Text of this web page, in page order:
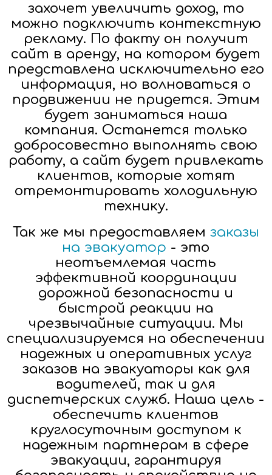
захочет увеличить доход, то
можно подключить контекстную
рекламу. По факту он получит
сайт в аренду, на котором будет
представлена исключительно его
информация, но волноваться о
продвижении не придется. Этим
будет заниматься наша
компания. Останется только
добросовестно выполнять свою
работу, а сайт будет привлекать
клиентов, которые хотят
отремонтировать холодильную
технику.
Так же мы предоставляем заказы
на эвакуатор - это
неотъемлемая часть
эффективной координации
дорожной безопасности и
быстрой реакции на
чрезвычайные ситуации. Мы
специализируемся на обеспечении
надежных и оперативных услуг
заказов на эвакуаторы как для
водителей, так и для
диспетчерских служб. Наша цель -
обеспечить клиентов
круглосуточным доступом к
надежным партнерам в сфере
эвакуации, гарантируя